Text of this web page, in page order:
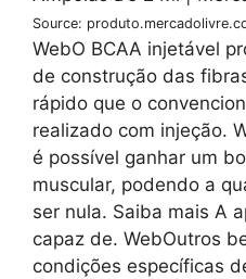
Source:
WebO BCAA injetável
de construção das
rápido que o
realizado com injeção.
é possível ganhar um
muscular, podendo a
ser nula. Saiba mais A
capaz de. WebOutros
condições específicas